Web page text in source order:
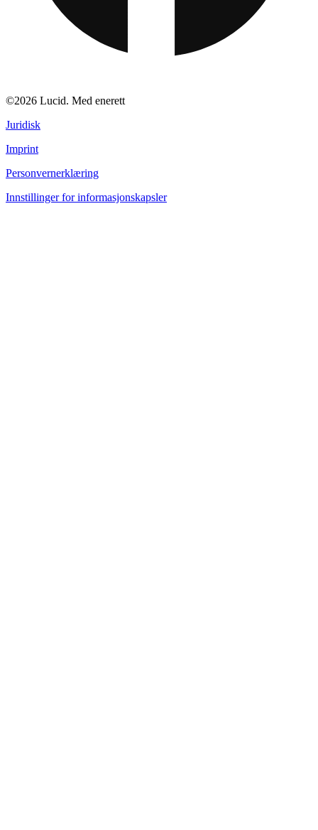
©2026 Lucid. Med enerett
Juridisk
Imprint
Personvernerklæring
Innstillinger for informasjonskapsler